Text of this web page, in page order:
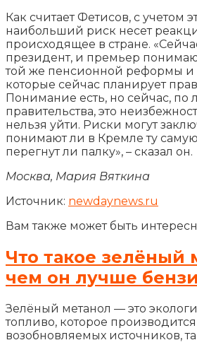
Как считает Фетисов, с учетом
наибольший риск несет
происходящее в стране.
президент, и премьер
той же пенсионной реформы и
которые сейчас планирует
Понимание есть, но сейчас, по
правительства, это
нельзя уйти. Риски могут
понимают ли в Кремле ту
перегнут ли палку», – сказал он.
Москва, Мария Вяткина
Источник: newdaynews.ru
Вам также может быть
Что такое зелёный
чем он лучше
Зелёный метанол — это
топливо, которое
возобновляемых источников,